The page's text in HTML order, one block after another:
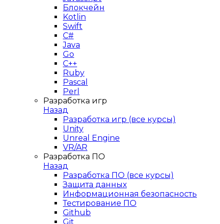
Блокчейн
Kotlin
Swift
C#
Java
Go
C++
Ruby
Pascal
Perl
Разработка игр
Назад
Разработка игр (все курсы)
Unity
Unreal Engine
VR/AR
Разработка ПО
Назад
Разработка ПО (все курсы)
Защита данных
Информационная безопасность
Тестирование ПО
Github
Git